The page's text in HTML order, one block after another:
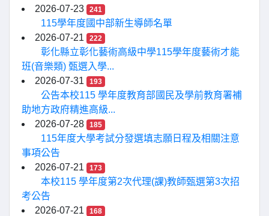
2026-07-23 241
115學年度國中部新生導師名單
2026-07-21
222
彰化縣立彰化藝術高級中學115學年度藝術才能
班(音樂類) 甄選入學...
2026-07-31
193
公告本校115 學年度教育部國民及學前教育署補
助地方政府精進高級...
2026-07-28
185
115年度大學考試分發選填志願日程及相關注意
事項公告
2026-07-21
173
本校115 學年度第2次代理(課)教師甄選第3次招
考公告
2026-07-21
168